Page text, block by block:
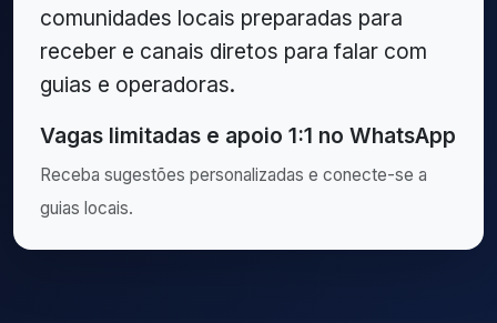
comunidades locais preparadas para
receber e canais diretos para falar com
guias e operadoras.
Vagas limitadas e apoio 1:1 no WhatsApp
Receba sugestões personalizadas e conecte-se a
guias locais.